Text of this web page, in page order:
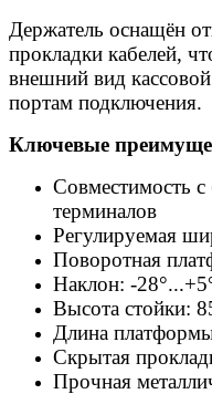
Держатель оснащён
прокладки кабелей,
внешний вид
портам подключения.
Ключевые
Совместимость
терминалов
Регулируемая
Поворотная
Наклон: -
Высота стойки:
Длина
Скрытая
Прочная